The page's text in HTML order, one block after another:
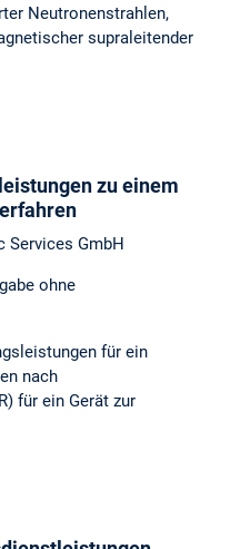
Neutronenstrahlen,
supraleitender
zu einem
Services GmbH
ohne
für ein
nach
für ein Gerät zur